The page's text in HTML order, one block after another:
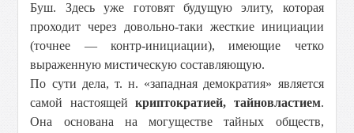
Буш. Здесь уже готовят будущую элиту, которая
проходит через довольно-таки жесткие инициации
(точнее — контр-инициации), имеющие четко
выраженную мистическую составляющую.
По сути дела, т. н. «западная демократия» является
самой настоящейкриптократией, тайновластием.
Она основана на могуществе тайных обществ,